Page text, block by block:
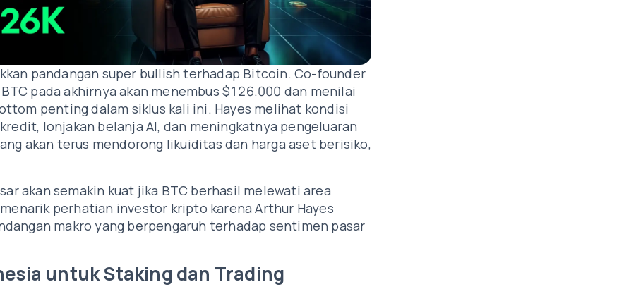
pandangan super bullish terhadap Bitcoin. Co-founder
pada akhirnya akan menembus $126.000 dan menilai
penting dalam siklus kali ini. Hayes melihat kondisi
lonjakan belanja AI, dan meningkatnya pengeluaran
akan terus mendorong likuiditas dan harga aset berisiko,
akan semakin kuat jika BTC berhasil melewati area
perhatian investor kripto karena Arthur Hayes
makro yang berpengaruh terhadap sentimen pasar
untuk Staking dan Trading